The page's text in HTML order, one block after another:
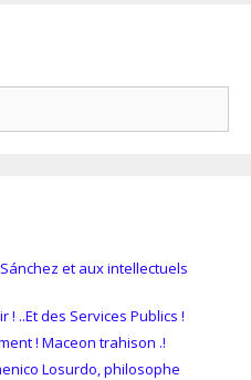
et aux intellectuels
..Et des Services Publics !
! Maceon trahison .!
Losurdo, philosophe